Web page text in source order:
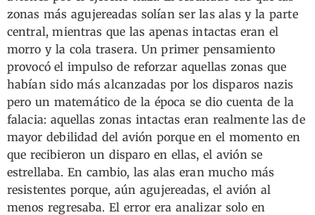
zonas más agujereadas solían ser las alas y la parte
central, mientras que las apenas intactas eran el
morro y la cola trasera. Un primer pensamiento
provocó el impulso de reforzar aquellas zonas que
habían sido más alcanzadas por los disparos nazis
pero un matemático de la época se dio cuenta de la
falacia: aquellas zonas intactas eran realmente las de
mayor debilidad del avión porque en el momento en
que recibieron un disparo en ellas, el avión se
estrellaba. En cambio, las alas eran mucho más
resistentes porque, aún agujereadas, el avión al
menos regresaba. El error era analizar solo en